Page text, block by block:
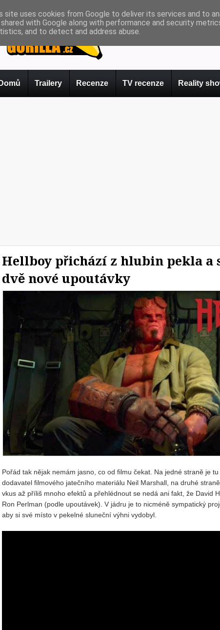
Domů Trailery Recenze TV recenze Reality
Hellboy přichází z hlubin pekla a
dvě nové upoutávky
Pořád tak nějak nemám jasno, co od filmu čekat. Na jedné straně je
dodavatel filmového jatečního materiálu Neil Marshall, na druhé
vkus až příliš mnoho efektů a přehlédnout se nedá ani fakt, že David
Ron Perlman (podle upoutávek). V jádru je to nicméně sympatický
aby si své místo v pekelné sluneční výhni vydobyl.
site uses cookies from Google to deliver its services and to
with Google along with performance and security
and to detect and address abuse.